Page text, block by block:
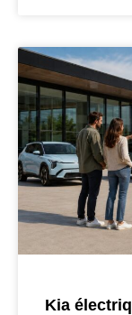
Kia